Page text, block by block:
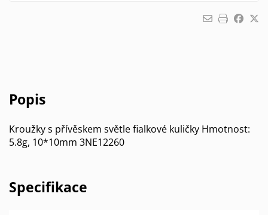
Popis
Kroužky s přívěskem světle fialkové kuličky Hmotnost:
5.8g, 10*10mm 3NE12260
Specifikace